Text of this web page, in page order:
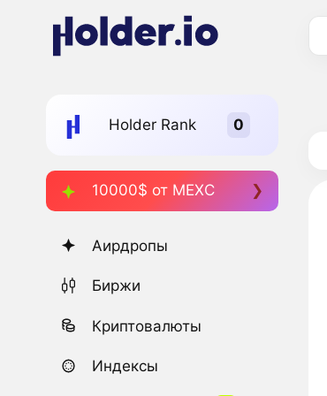
Holder Rank
10000$ от MEXC
Аирдропы
Биржи
Криптовалюты
Индексы